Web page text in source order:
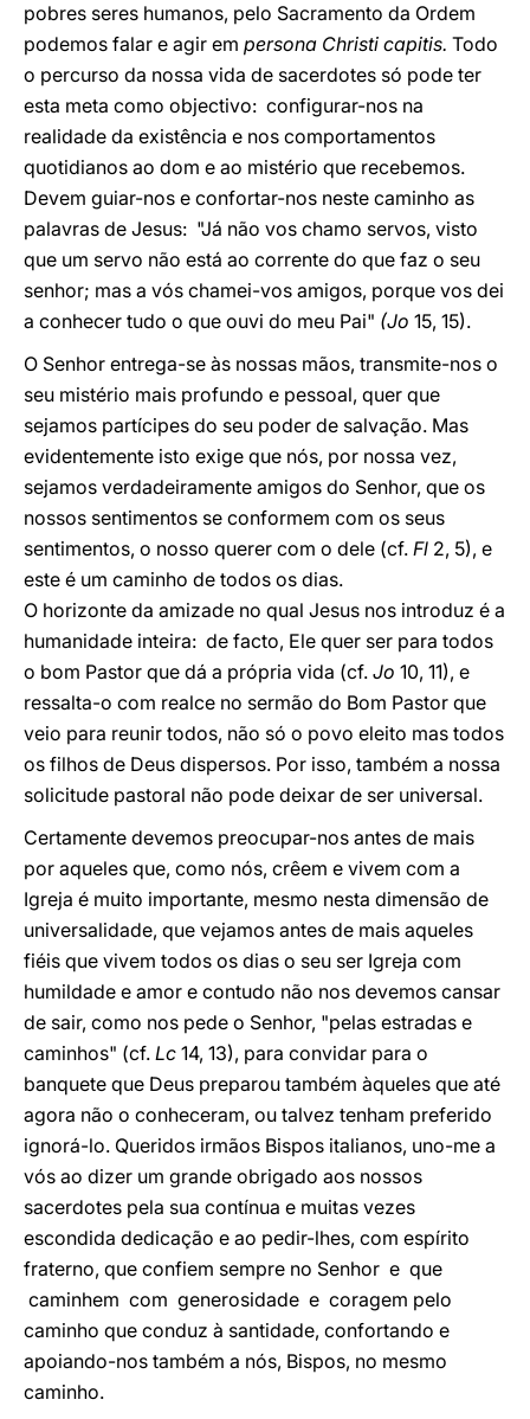
pobres seres humanos, pelo Sacramento da Ordem
podemos falar e agir em persona Christi capitis. Todo
o percurso da nossa vida de sacerdotes só pode ter
esta meta como objectivo: configurar-nos na
realidade da existência e nos comportamentos
quotidianos ao dom e ao mistério que recebemos.
Devem guiar-nos e confortar-nos neste caminho as
palavras de Jesus: "Já não vos chamo servos, visto
que um servo não está ao corrente do que faz o seu
senhor; mas a vós chamei-vos amigos, porque vos dei
a conhecer tudo o que ouvi do meu Pai" (Jo 15, 15).
O Senhor entrega-se às nossas mãos, transmite-nos o
seu mistério mais profundo e pessoal, quer que
sejamos partícipes do seu poder de salvação. Mas
evidentemente isto exige que nós, por nossa vez,
sejamos verdadeiramente amigos do Senhor, que os
nossos sentimentos se conformem com os seus
sentimentos, o nosso querer com o dele (cf. Fl 2, 5), e
este é um caminho de todos os dias.
O horizonte da amizade no qual Jesus nos introduz é a
humanidade inteira: de facto, Ele quer ser para todos
o bom Pastor que dá a própria vida (cf. Jo 10, 11), e
ressalta-o com realce no sermão do Bom Pastor que
veio para reunir todos, não só o povo eleito mas todos
os filhos de Deus dispersos. Por isso, também a nossa
solicitude pastoral não pode deixar de ser universal.
Certamente devemos preocupar-nos antes de mais
por aqueles que, como nós, crêem e vivem com a
Igreja é muito importante, mesmo nesta dimensão de
universalidade, que vejamos antes de mais aqueles
fiéis que vivem todos os dias o seu ser Igreja com
humildade e amor e contudo não nos devemos cansar
de sair, como nos pede o Senhor, "pelas estradas e
caminhos" (cf. Lc 14, 13), para convidar para o
banquete que Deus preparou também àqueles que até
agora não o conheceram, ou talvez tenham preferido
ignorá-lo. Queridos irmãos Bispos italianos, uno-me a
vós ao dizer um grande obrigado aos nossos
sacerdotes pela sua contínua e muitas vezes
escondida dedicação e ao pedir-lhes, com espírito
fraterno, que confiem sempre no Senhor e que
caminhem com generosidade e coragem pelo
caminho que conduz à santidade, confortando e
apoiando-nos também a nós, Bispos, no mesmo
caminho.